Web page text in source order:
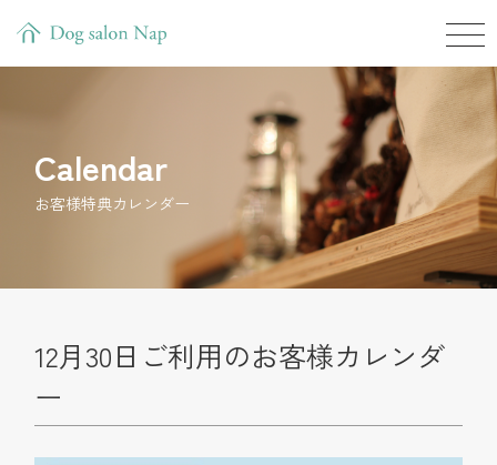
Calendar
お客様特典カレンダー
12月30日ご利用のお客様カレンダ
ー